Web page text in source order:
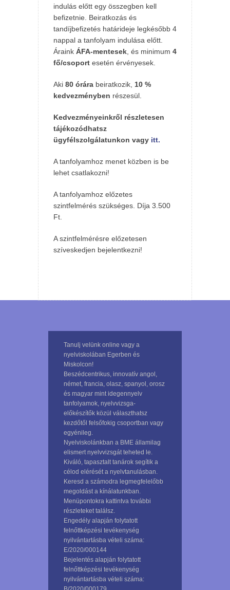
indulás előtt egy összegben kell
befizetnie. Beiratkozás és
tandíjbefizetés határideje legkésőbb 4
nappal a tanfolyam indulása előtt.
Áraink ÁFA-mentesek, és minimum 4
fő/csoport esetén érvényesek.
Aki 80 órára beiratkozik, 10 %
kedvezményben részesül.
Kedvezményeinkről részletesen
tájékozódhatsz
ügyfélszolgálatunkon vagy itt.
A tanfolyamhoz menet közben is be
lehet csatlakozni!
A tanfolyamhoz előzetes
szintfelmérés szükséges. Díja 3.500
Ft.
A szintfelmérésre előzetesen
szíveskedjen bejelentkezni!
Tanulj velünk online vagy a
nyelviskolában Egerben és
Miskolcon!
Beszédcentrikus, innovatív angol,
német, francia, olasz, spanyol, orosz
és magyar mint idegennyelv
tanfolyamok, nyelvvizsga-
előkészítők közül választhatsz
kezdőtől felsőfokig csoportban vagy
egyénileg.
Nyelviskolánkban a BME államilag
elismert nyelvvizsgát teheted le.
Kiváló, tapasztalt tanárok segítik a
célod elérését a nyelvtanulásban.
Keresd a számodra legmegfelelőbb
megoldást a kínálatunkban.
Menüpontokra kattintva további
részleteket találsz.
Engedély alapján folytatott
felnőttképzési tevékenység
nyilvántartásba vételi száma:
E/2020/000144
Bejelentés alapján folytatott
felnőttképzési tevékenység
nyilvántartásba vételi száma: